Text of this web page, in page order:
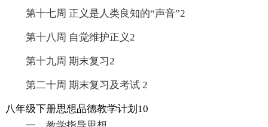
第十七周 正义是人类良知的“声音”2
第十八周 自觉维护正义2
第十九周 期末复习2
第二十周 期末复习及考试 2
八年级下册思想品德教学计划10